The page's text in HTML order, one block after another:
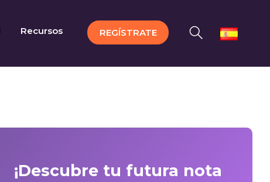
Recursos REGÍSTRATE
¡Descubre tu futura nota